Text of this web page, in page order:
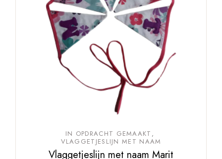
IN OPDRACHT GEMAAKT
VLAGGETJESLIJN MET NAAM
Vlaggetjeslijn met naam Marit